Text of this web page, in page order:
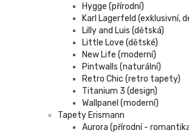
Hygge (přírodní)
Karl Lagerfeld (exklusivní,
Lilly and Luis (dětská)
Little Love (dětské)
New Life (moderní)
Pintwalls (naturální)
Retro Chic (retro tapety)
Titanium 3 (design)
Wallpanel (moderní)
Tapety Erismann
Aurora (přírodní -